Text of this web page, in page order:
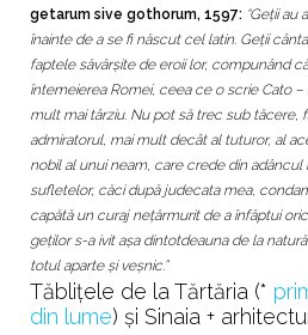
getarum sive gothorum, 1597: “Geții
înainte de a se fi născut cel latin. Geții
faptele săvârșite de eroii lor, compunând
întemeierea Romei, ceea ce o scrie Cato
mult mai târziu. Nu pot să trec sub tăcere,
admiratorul, mai mult decât al tuturor, al
nobil al unui neam, care crede din adâncul
sufletelor, căci după judecata mea,
capătă un curaj neţărmurit de a înfăptui
geţilor s-a ivit aşa dintotdeauna de la
totul aparte şi veşnic.”
Tăbliţele de la Tărtăria (*
din lume) şi Sinaia +